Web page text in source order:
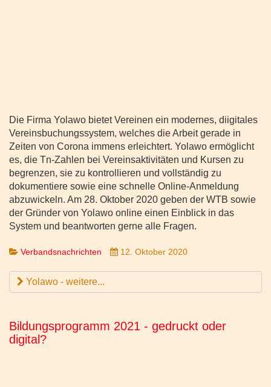
Die Firma Yolawo bietet Vereinen ein modernes, diigitales
Vereinsbuchungssystem, welches die Arbeit gerade in
Zeiten von Corona immens erleichtert. Yolawo ermöglicht
es, die Tn-Zahlen bei Vereinsaktivitäten und Kursen zu
begrenzen, sie zu kontrollieren und vollständig zu
dokumentiere sowie eine schnelle Online-Anmeldung
abzuwickeln. Am 28. Oktober 2020 geben der WTB sowie
der Gründer von Yolawo online einen Einblick in das
System und beantworten gerne alle Fragen.
Verbandsnachrichten 12. Oktober 2020
Yolawo - weitere...
Bildungsprogramm 2021 - gedruckt oder
digital?